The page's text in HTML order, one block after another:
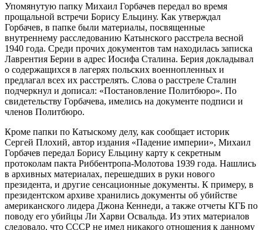
Упомянутую папку Михаил Горбачев передал во время
прощальной встречи Борису Ельцину. Как утверждал
Горбачев, в папке были материалы, посвященные
внутреннему расследованию Катынского расстрела весной
1940 года. Среди прочих документов там находилась записка
Лаврентия Берии в адрес Иосифа Сталина. Берия докладывал
о содержащихся в лагерях польских военнопленных и
предлагал всех их расстрелять. Слова о расстреле Сталин
подчеркнул и дописал: «Постановление Политбюро». По
свидетельству Горбачева, имелись на документе подписи и
членов Политбюро.
Кроме папки по Катыскому делу, как сообщает историк
Сергей Плохий, автор издания «Падение империи», Михаил
Горбачев передал Борису Ельцину карту к секретным
протоколам пакта Риббентропа-Молотова 1939 года. Нашлись
в архивных материалах, перешедших в руки нового
президента, и другие сенсационные документы. К примеру, в
президентском архиве хранились документы об убийстве
американского лидера Джона Кеннеди, а также отчеты КГБ по
поводу его убийцы Ли Харви Освальда. Из этих материалов
следовало, что СССР не имел никакого отношения к данному